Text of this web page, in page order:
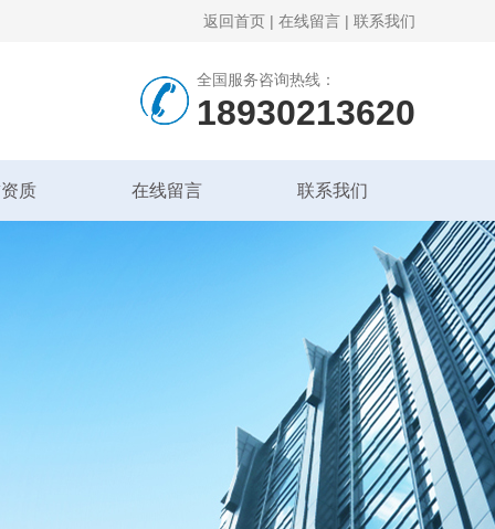
返回首页 | 在线留言 | 联系我们
全国服务咨询热线：
18930213620
质 在线留言 联系我们